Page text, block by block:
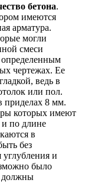
бетона.
имеются
арматура.
могли
смеси
определенным
чертежах. Ее
ведь в
или пол.
приделах 8 мм.
которых имеют
и по длине
в
без
и
было
должны